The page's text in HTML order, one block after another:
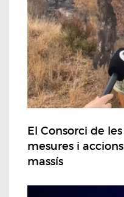
El Consorci de
mesures i
massís